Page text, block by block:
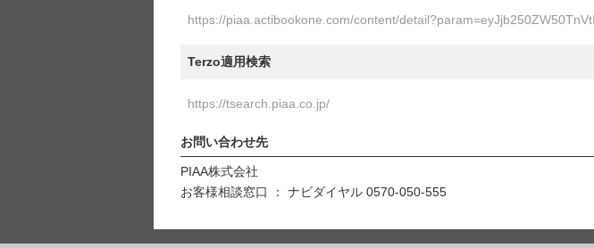
https://piaa.actibookone.com/content/
Terzo適用検索
https://tsearch.piaa.co.jp/
お問い合わせ先
PIAA株式会社
お客様相談窓口 ： ナビダイヤル 0570-050-555